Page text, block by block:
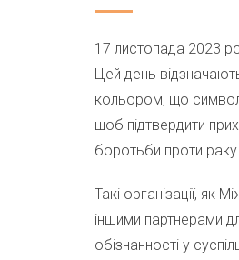
17 листопада 2023
Цей день
кольором, що
щоб підтвердити
боротьби проти
Такі організації,
іншими партнерами
обізнанності у